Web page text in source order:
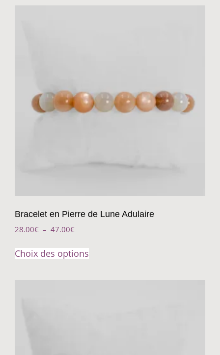
Bracelet en Pierre de Lune Adulaire
28.00€ – 47.00€
Choix des options